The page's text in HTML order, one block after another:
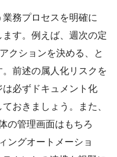
務プロセスを明確に
す。例えば、週次の定
クションを決める、と
前述の属人化リスクを
必ずドキュメント化
おきましょう。また、
の管理画面はもちろ
ングオートメーショ